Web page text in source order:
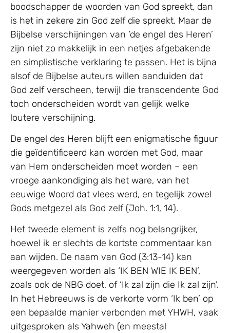
boodschapper de woorden van God spreekt, dan
is het in zekere zin God zelf die spreekt. Maar de
Bijbelse verschijningen van ‘de engel des Heren’
zijn niet zo makkelijk in een netjes afgebakende
en simplistische verklaring te passen. Het is bijna
alsof de Bijbelse auteurs willen aanduiden dat
God zelf verscheen, terwijl die transcendente God
toch onderscheiden wordt van gelijk welke
loutere verschijning.
De engel des Heren blijft een enigmatische figuur
die geïdentificeerd kan worden met God, maar
van Hem onderscheiden moet worden – een
vroege aankondiging als het ware, van het
eeuwige Woord dat vlees werd, en tegelijk zowel
Gods metgezel als God zelf (Joh. 1:1, 14).
Het tweede element is zelfs nog belangrijker,
hoewel ik er slechts de kortste commentaar kan
aan wijden. De naam van God (3:13-14) kan
weergegeven worden als ‘IK BEN WIE IK BEN’,
zoals ook de NBG doet, of ‘Ik zal zijn die Ik zal zijn’.
In het Hebreeuws is de verkorte vorm ‘Ik ben’ op
een bepaalde manier verbonden met YHWH, vaak
uitgesproken als Yahweh (en meestal